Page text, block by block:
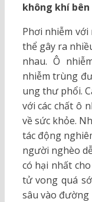
không khí
Phơi nhiễm
thể gây ra
nhau. Ô
nhiễm trùng
ung thư phổi.
với các chất ô
về sức khỏe.
tác động
người nghèo
có hại nhất
tử vong quá
sâu vào đường